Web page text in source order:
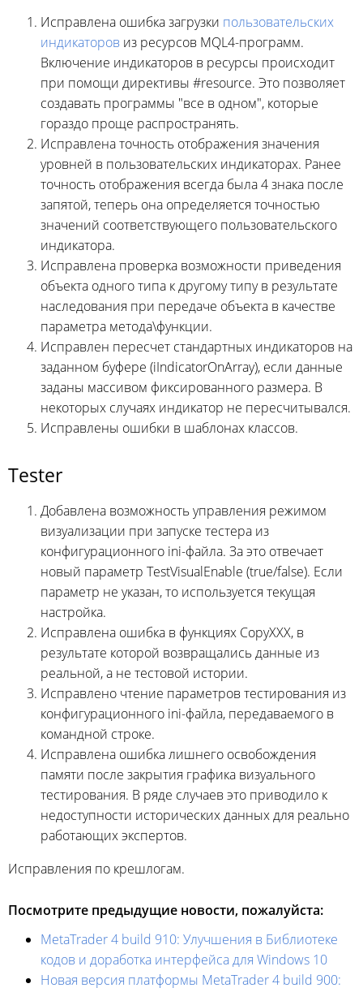
Исправлена ошибка загрузки пользовательских
индикаторов из ресурсов MQL4-программ.
Включение индикаторов в ресурсы происходит
при помощи директивы #resource. Это позволяет
создавать программы "все в одном", которые
гораздо проще распространять.
Исправлена точность отображения значения
уровней в пользовательских индикаторах. Ранее
точность отображения всегда была 4 знака после
запятой, теперь она определяется точностью
значений соответствующего пользовательского
индикатора.
Исправлена проверка возможности приведения
объекта одного типа к другому типу в результате
наследования при передаче объекта в качестве
параметра метода\функции.
Исправлен пересчет стандартных индикаторов на
заданном буфере (iIndicatorOnArray), если данные
заданы массивом фиксированного размера. В
некоторых случаях индикатор не пересчитывался.
Исправлены ошибки в шаблонах классов.
Tester
Добавлена возможность управления режимом
визуализации при запуске тестера из
конфигурационного ini-файла. За это отвечает
новый параметр TestVisualEnable (true/false). Если
параметр не указан, то используется текущая
настройка.
Исправлена ошибка в функциях CopyXXX, в
результате которой возвращались данные из
реальной, а не тестовой истории.
Исправлено чтение параметров тестирования из
конфигурационного ini-файла, передаваемого в
командной строке.
Исправлена ошибка лишнего освобождения
памяти после закрытия графика визуального
тестирования. В ряде случаев это приводило к
недоступности исторических данных для реально
работающих экспертов.
Исправления по крешлогам.
Посмотрите предыдущие новости, пожалуйста:
MetaTrader 4 build 910: Улучшения в Библиотеке
кодов и доработка интерфейса для Windows 10
Новая версия платформы MetaTrader 4 build 900: